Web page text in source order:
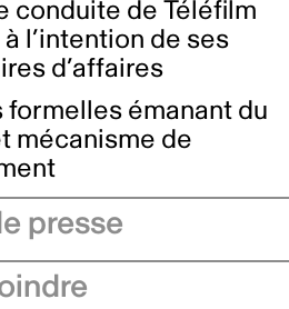
conduite de Téléfilm
l’intention de ses
d’affaires
formelles émanant du
mécanisme de
presse
de presse